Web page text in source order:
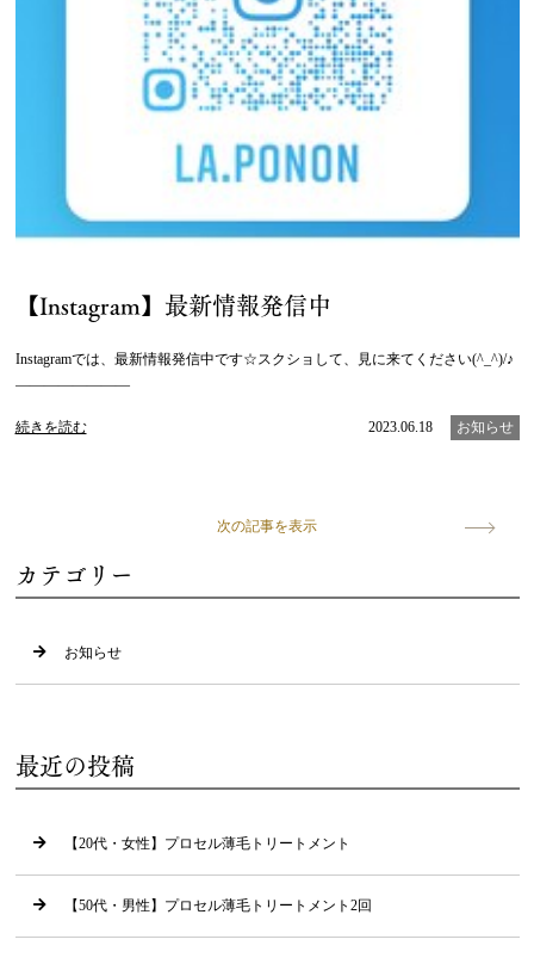
【Instagram】最新情報発信中
Instagramでは、最新情報発信中です☆スクショして、見に来てください(^_^)/♪
————————
続きを読む 2023.06.18 お知らせ
次の記事を表示
カテゴリー
お知らせ
最近の投稿
【20代・女性】プロセル薄毛トリートメント
【50代・男性】プロセル薄毛トリートメント2回